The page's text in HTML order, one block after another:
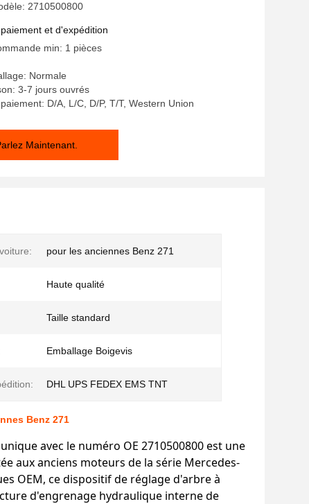
2710500800
et d'expédition
min: 1 pièces
Normale
3-7 jours ouvrés
D/A, L/C, D/P, T/T, Western Union
Maintenant.
pour les anciennes Benz 271
Haute qualité
Taille standard
Emballage Boigevis
DHL UPS FEDEX EMS TNT
Benz 271
avec le numéro OE 2710500800 est une
aux anciens moteurs de la série Mercedes-
OEM, ce dispositif de réglage d'arbre à
d'engrenage hydraulique interne de